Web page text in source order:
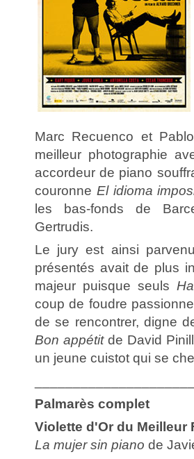
Marc Recuenco et
meilleur photographie
accordeur de piano
couronne El idioma
les bas-fonds de
Gertrudis.
Le jury est ainsi
présentés avait de plus
majeur puisque seuls
coup de foudre
de se rencontrer, digne
Bon appétitde David
un jeune cuistot qui se
Palmarès complet
Violette d'Or du Meilleur
La mujer sin piano de